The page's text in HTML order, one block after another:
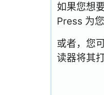
如果您想
Press 为
或者，您
读器将其